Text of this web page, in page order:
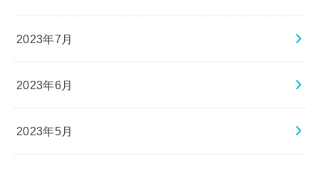
2023年7月
2023年6月
2023年5月